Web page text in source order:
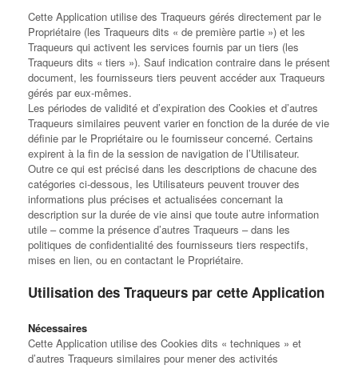
Cette Application utilise des Traqueurs gérés directement par le
Propriétaire (les Traqueurs dits « de première partie ») et les
Traqueurs qui activent les services fournis par un tiers (les
Traqueurs dits « tiers »). Sauf indication contraire dans le présent
document, les fournisseurs tiers peuvent accéder aux Traqueurs
gérés par eux-mêmes.
Les périodes de validité et d’expiration des Cookies et d’autres
Traqueurs similaires peuvent varier en fonction de la durée de vie
définie par le Propriétaire ou le fournisseur concerné. Certains
expirent à la fin de la session de navigation de l’Utilisateur.
Outre ce qui est précisé dans les descriptions de chacune des
catégories ci-dessous, les Utilisateurs peuvent trouver des
informations plus précises et actualisées concernant la
description sur la durée de vie ainsi que toute autre information
utile – comme la présence d’autres Traqueurs – dans les
politiques de confidentialité des fournisseurs tiers respectifs,
mises en lien, ou en contactant le Propriétaire.
Utilisation des Traqueurs par cette Application
Nécessaires
Cette Application utilise des Cookies dits « techniques » et
d’autres Traqueurs similaires pour mener des activités